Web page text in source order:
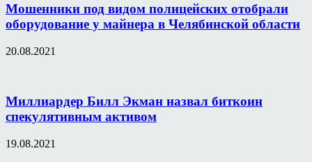
Мошенники под видом полицейских отобрали
оборудование у майнера в Челябинской области
20.08.2021
Миллиардер Билл Экман назвал биткоин
спекулятивным активом
19.08.2021